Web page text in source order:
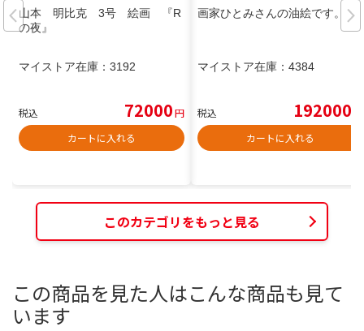
山本 明比克 3号 絵画 『R
の夜』
マイストア在庫： 3192
税込 72000円
カートに入れる
画家ひとみさんの油絵です。
マイストア在庫： 4384
税込 192000
カートに入れる
このカテゴリをもっと見る
この商品を見た人はこんな商品も見て
います